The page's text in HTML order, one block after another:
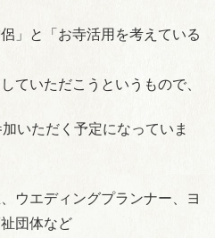
」と「お寺活用を考えている
ていただこうというもので、
いただく予定になっていま
ウエディングプランナー、ヨ
団体など